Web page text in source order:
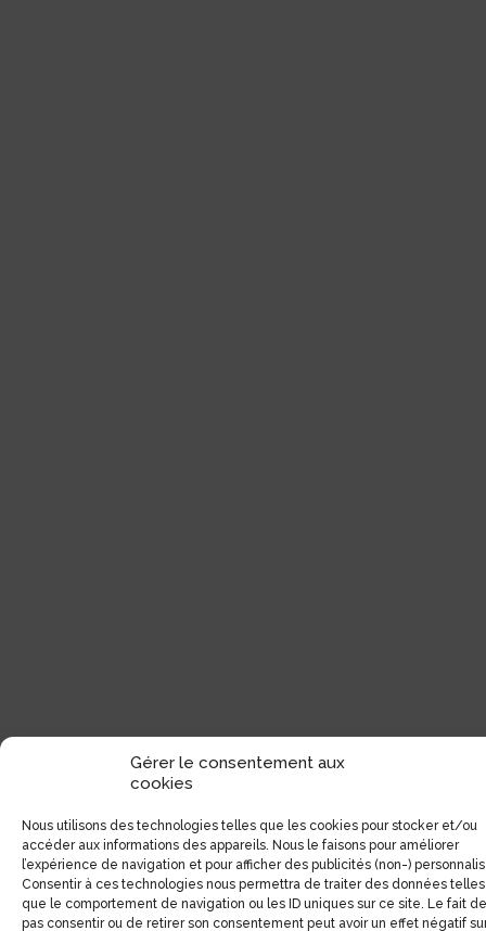
Gérer le consentement aux
cookies
Nous utilisons des technologies telles que les cookies pour stocker et/ou
accéder aux informations des appareils. Nous le faisons pour améliorer
l’expérience de navigation et pour afficher des publicités (non-)
Consentir à ces technologies nous permettra de traiter des données telles
que le comportement de navigation ou les ID uniques sur ce site. Le fait
pas consentir ou de retirer son consentement peut avoir un effet négatif
Coordonnées
1551, Avenue Laurier Est (Coin Laurier/Fabre)
Montréal, Qc H2J 1J1